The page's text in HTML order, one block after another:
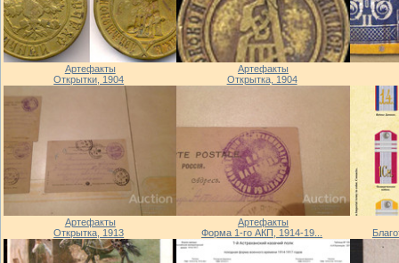
Артефакты Артефакты
Открытки, 1904
Артефакты
Открытка, 1904
Артефакты
Открытка, 1913
Форма 1-го АКП, 1914-19...